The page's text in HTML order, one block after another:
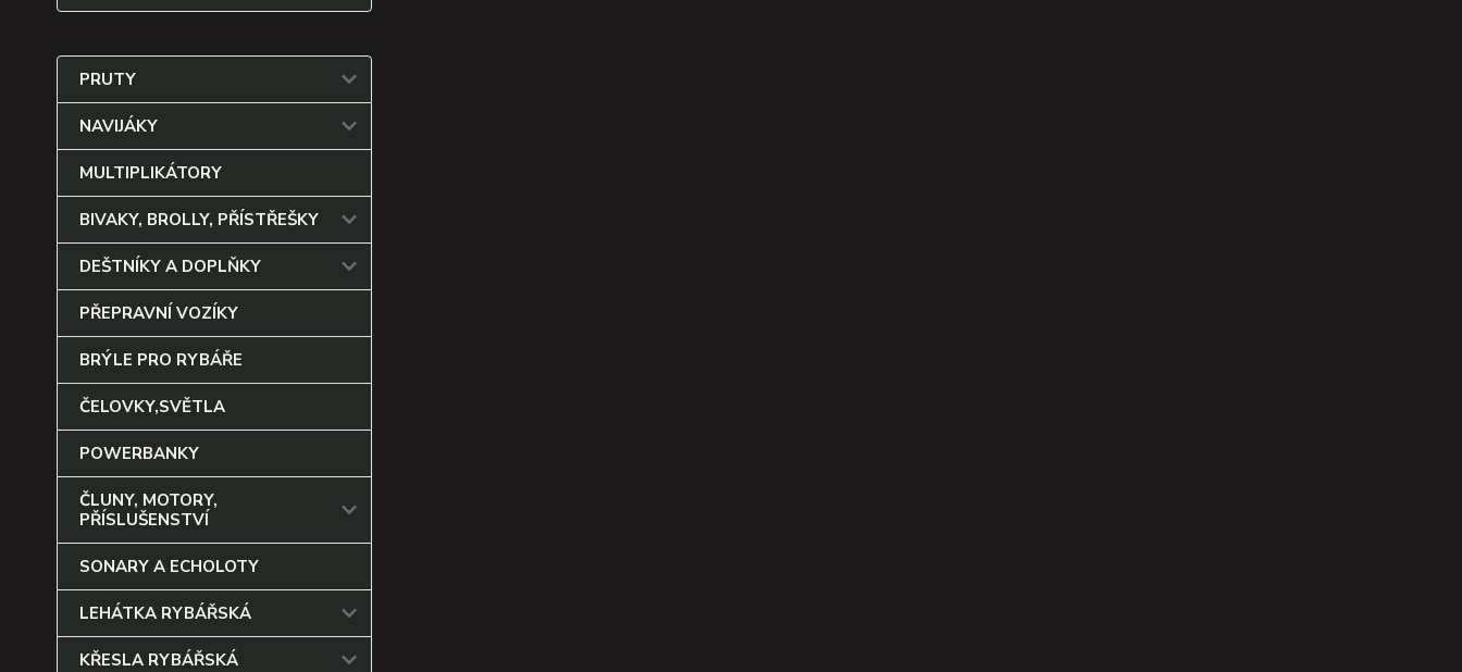
PRUTY
NAVIJÁKY
MULTIPLIKÁTORY
BIVAKY, BROLLY, PŘÍSTŘEŠKY
DEŠTNÍKY A DOPLŇKY
PŘEPRAVNÍ VOZÍKY
BRÝLE PRO RYBÁŘE
ČELOVKY,SVĚTLA
POWERBANKY
ČLUNY, MOTORY,
PŘÍSLUŠENSTVÍ
SONARY A ECHOLOTY
LEHÁTKA RYBÁŘSKÁ
KŘESLA RYBÁŘSKÁ